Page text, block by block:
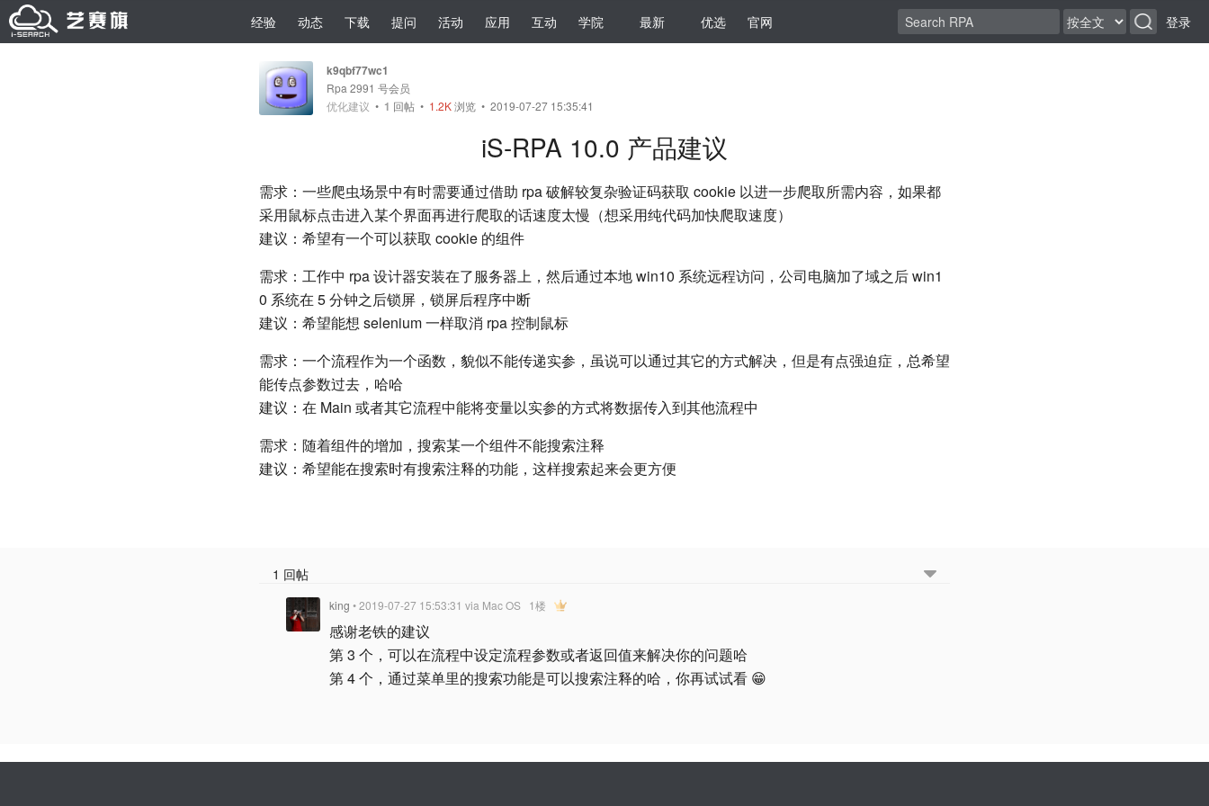
经验 动态 下载 提问 活动 应用 互动 学院 最新 优选 官网 登录
k9qbf77wc1
Rpa 2991 号会员
优化建议 • 1 回帖 • 1.2K浏览 • 2019-07-27 15:35:41
iS-RPA 10.0 产品建议
需求：一些爬虫场景中有时需要通过借助 rpa 破解较复杂验证码获取 cookie 以进一步爬取所需内容，如果都
采用鼠标点击进入某个界面再进行爬取的话速度太慢（想采用纯代码加快爬取速度）
建议：希望有一个可以获取 cookie 的组件
需求：工作中 rpa 设计器安装在了服务器上，然后通过本地 win10 系统远程访问，公司电脑加了域之后 win1
0 系统在 5 分钟之后锁屏，锁屏后程序中断
建议：希望能想 selenium 一样取消 rpa 控制鼠标
需求：一个流程作为一个函数，貌似不能传递实参，虽说可以通过其它的方式解决，但是有点强迫症，总希望
能传点参数过去，哈哈
建议：在 Main 或者其它流程中能将变量以实参的方式将数据传入到其他流程中
需求：随着组件的增加，搜索某一个组件不能搜索注释
建议：希望能在搜索时有搜索注释的功能，这样搜索起来会更方便
1 回帖
king • 2019-07-27 15:53:31 via Mac OS 1楼
感谢老铁的建议
第 3 个，可以在流程中设定流程参数或者返回值来解决你的问题哈
第 4 个，通过菜单里的搜索功能是可以搜索注释的哈，你再试试看 😁